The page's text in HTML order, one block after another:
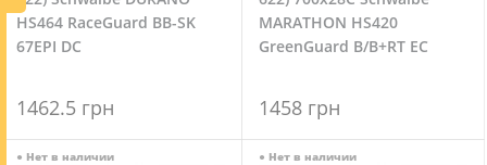
HS464 RaceGuard BB-SK
67EPI DC
1462.5 грн
MARATHON HS420
GreenGuard B/B+RT EC
1458 грн
● Нет в наличии ● Нет в наличии